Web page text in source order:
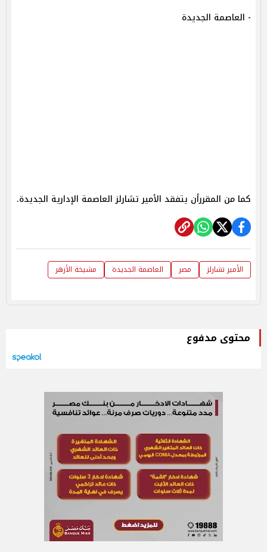
- العاصمة الجديدة
كما من المقررأن يتفقد الأمير تشارلز العاصمة الإدارية الجديدة.
الأمير تشارلز مصر العاصمة الجديدة مشيخة الأزهر
محتوى مدفوع